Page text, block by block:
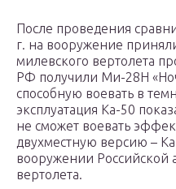
После проведения
г. на вооружение
милевского вертолета
РФ получили Ми-28Н
способную воевать в
эксплуатация Ка-50
не сможет воевать
двухместную версию –
вооружении Российской
вертолета.